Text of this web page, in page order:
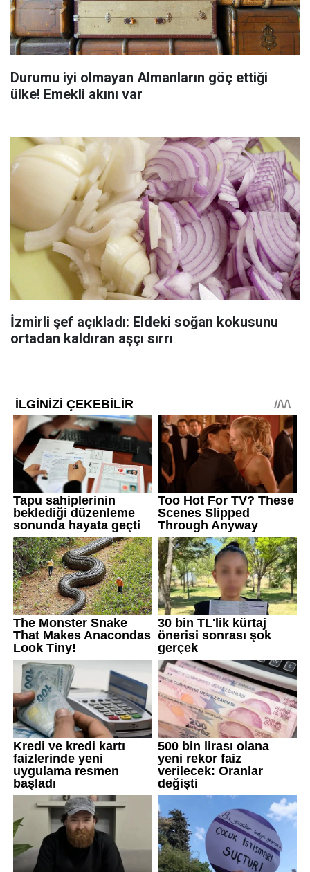
Durumu iyi olmayan Almanların göç ettiği
ülke! Emekli akını var
İzmirli şef açıkladı: Eldeki soğan kokusunu
ortadan kaldıran aşçı sırrı